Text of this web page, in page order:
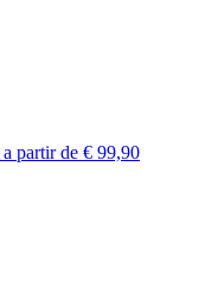
a partir de € 99,90